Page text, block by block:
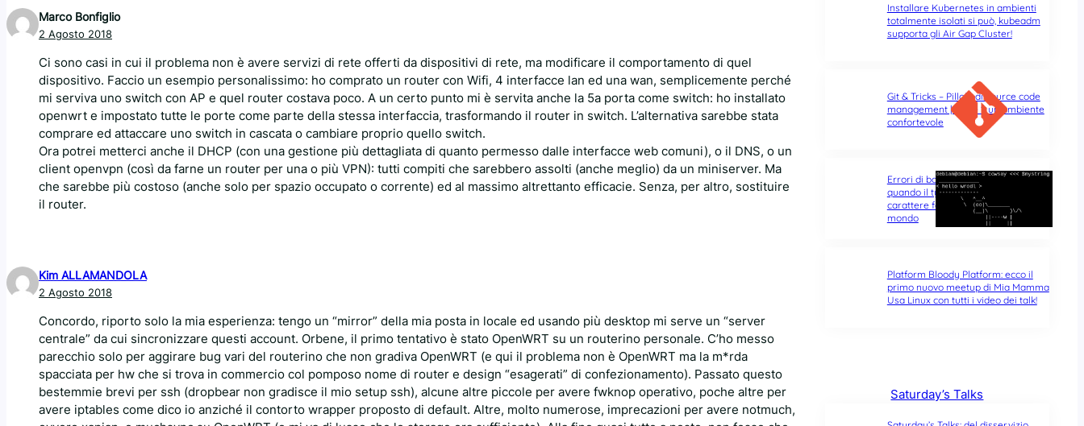
Marco Bonfiglio
2 Agosto 2018
Ci sono casi in cui il problema non è avere servizi di rete offerti da dispositivi di rete, ma modificare il comportamento di quel
dispositivo. Faccio un esempio personalissimo: ho comprato un router con Wifi, 4 interfacce lan ed una wan, semplicemente perché
mi serviva uno switch con AP e quel router costava poco. A un certo punto mi è servita anche la 5a porta come switch: ho installato
openwrt e impostato tutte le porte come parte della stessa interfaccia, trasformando il router in switch. L’alternativa sarebbe stata
comprare ed attaccare uno switch in cascata o cambiare proprio quello switch.
Ora potrei metterci anche il DHCP (con una gestione più dettagliata di quanto permesso dalle interfacce web comuni), o il DNS, o un
client openvpn (così da farne un router per una o più VPN): tutti compiti che sarebbero assolti (anche meglio) da un miniserver. Ma
che sarebbe più costoso (anche solo per spazio occupato o corrente) ed al massimo altrettanto efficacie. Senza, per altro, sostituire
il router.
Kim ALLAMANDOLA
2 Agosto 2018
Concordo, riporto solo la mia esperienza: tengo un “mirror” della mia posta in locale ed usando più desktop mi serve un “server
centrale” da cui sincronizzare questi account. Orbene, il primo tentativo è stato OpenWRT su un routerino personale. C’ho messo
parecchio solo per aggirare bug vari del routerino che non gradiva OpenWRT (e qui il problema non è OpenWRT ma la m*rda
spacciata per hw che si trova in commercio col pomposo nome di router e design “esagerati” di confezionamento). Passato questo
bestemmie brevi per ssh (dropbear non gradisce il mio setup ssh), alcune altre piccole per avere fwknop operativo, poche altre per
avere iptables come dico io anziché il contorto wrapper proposto di default. Altre, molto numerose, imprecazioni per avere notmuch,
Installare Kubernetes in ambienti
totalmente isolati si può, kubeadm
supporta gli Air Gap Cluster!
Git & Tricks – Pillole di source code
management | Parte 1: un ambiente
confortevole
Errori di battitura nel terminale:
quando il typo di un singolo
carattere fa tutta la differenza del
mondo
Platform Bloody Platform: ecco il
primo nuovo meetup di Mia Mamma
Usa Linux con tutti i video dei talk!
Saturday’s Talks